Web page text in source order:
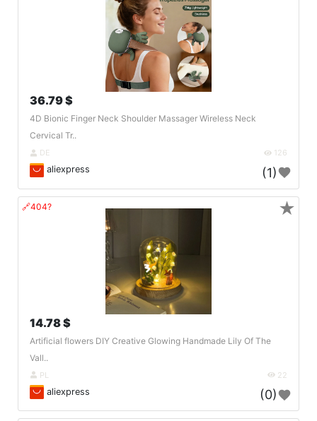
36.79 $
4D Bionic Finger Neck Shoulder Massager Wireless Neck
Cervical Tr..
DE 126
aliexpress (1)
🔗404?
14.78 $
Artificial flowers DIY Creative Glowing Handmade Lily Of The
Vall..
PL 22
aliexpress (0)
★